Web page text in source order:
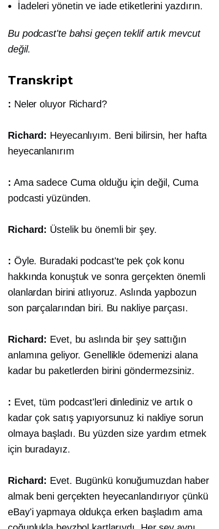
İadeleri yönetin ve iade etiketlerini yazdırın.
Bu podcast'te bahsi geçen teklif artık mevcut
değil.
Transkript
: Neler oluyor Richard?
Richard: Heyecanlıyım. Beni bilirsin, her hafta
heyecanlanırım
: Ama sadece Cuma olduğu için değil, Cuma
podcasti yüzünden.
Richard: Üstelik bu önemli bir şey.
: Öyle. Buradaki podcast'te pek çok konu
hakkında konuştuk ve sonra gerçekten önemli
olanlardan birini atlıyoruz. Aslında yapbozun
son parçalarından biri. Bu nakliye parçası.
Richard: Evet, bu aslında bir şey sattığın
anlamına geliyor. Genellikle ödemenizi alana
kadar bu paketlerden birini göndermezsiniz.
: Evet, tüm podcast'leri dinlediniz ve artık o
kadar çok satış yapıyorsunuz ki nakliye sorun
olmaya başladı. Bu yüzden size yardım etmek
için buradayız.
Richard: Evet. Bugünkü konuğumuzdan haber
almak beni gerçekten heyecanlandırıyor çünkü
eBay'i yapmaya oldukça erken başladım ama